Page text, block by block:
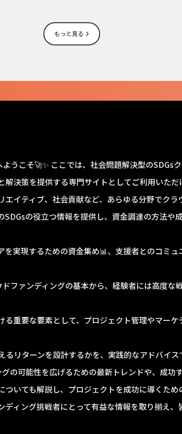
もっと見る
うこそ🚀✨ ここでは、社会問題解決型のSDGs
決策を提供する専門サイトとしてご利用いただ
イティブ、社会貢献など、あらゆる分野でク
SDGsの役立つ情報を提供し、資金調達の方法や
実現するための資金集め📊、支援者とのコミ
ファンディングの基本から、経験者には高度な
る重要な要素として、プロジェクト管理やマー
るリターンを設計するかを、実践的なアドバイ
の可能性を広げるための最新トレンドや、成功
いても解説し、プロジェクトを成功に導くた
ィング挑戦者にとって有益な情報を取り揃え